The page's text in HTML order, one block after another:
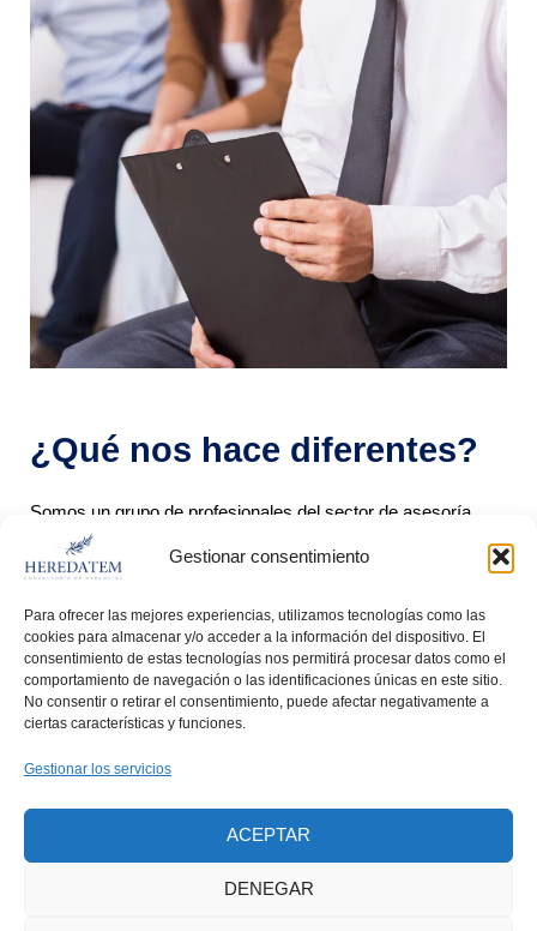
Gestionar consentimiento
Para ofrecer las mejores experiencias, utilizamos tecnologías como las
cookies para almacenar y/o acceder a la información del dispositivo. El
consentimiento de estas tecnologías nos permitirá procesar datos como el
comportamiento de navegación o las identificaciones únicas en este sitio.
No consentir o retirar el consentimiento, puede afectar negativamente a
ciertas características y funciones.
Gestionar los servicios
ACEPTAR
DENEGAR
¿Qué nos hace diferentes?
Somos un grupo de profesionales del sector de asesoría
fiscal que venimos acompañando a familias que, tras la
pérdida de un ser querido, se han encontrado ante la
dificultad de latramitación de una herencia. Tras varios
años de andadura en solitario hemos decidido unirnos para
desarrollar este maravilloso proyecto llamado Heredatem.
No pretendemos tramitar la herencia del fallecido de forma
automática, nuestra intención es
adecuada a las necesidades de nuestros clientes con un
trato cercano y explicando todo de forma clara y entendible.